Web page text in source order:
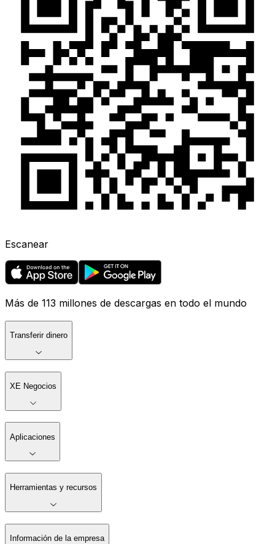
Escanear
Más de 113 millones de descargas en todo el mundo
Transferir dinero
XE Negocios
Aplicaciones
Herramientas y recursos
Información de la empresa